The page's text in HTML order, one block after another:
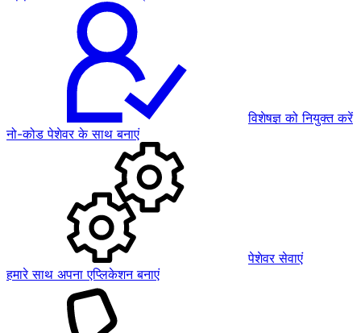
विशेषज्ञ को नियुक्त करें
नो-कोड पेशेवर के साथ बनाएं
पेशेवर सेवाएं
हमारे साथ अपना एप्लिकेशन बनाएं